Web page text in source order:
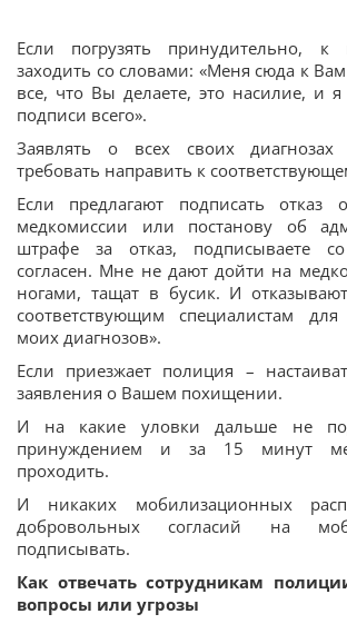
Если погрузять принудительно, к
заходить со словами: «Меня сюда к
все, что Вы делаете, это насилие, и
подписи всего».
Заявлять о всех своих
требовать направить к
Если предлагают подписать отказ
медкомиссии или постанову об
штрафе за отказ, подписываете
согласен. Мне не дают дойти на
ногами, тащат в бусик. И
соответствующим специалистам для
моих диагнозов».
Если приезжает полиция –
заявления о Вашем похищении.
И на какие уловки дальше не
принуждением и за 15 минут
проходить.
И никаких мобилизационных
добровольных согласий на
подписывать.
Как отвечать сотрудникам
вопросы или угрозы